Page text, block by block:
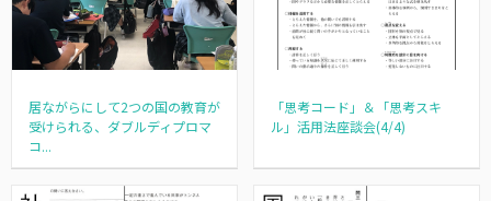
居ながらにして2つの国の教育が
受けられる、ダブルディプロマ
コ...
「思考コード」＆「思考スキ
ル」活用法座談会(4/4)